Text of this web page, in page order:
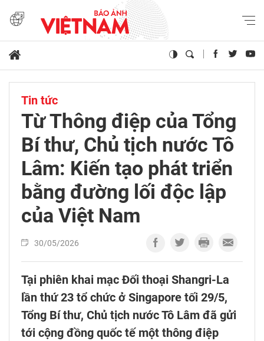
Tin tức
Từ Thông điệp của Tổng
Bí thư, Chủ tịch nước Tô
Lâm: Kiến tạo phát triển
bằng đường lối độc lập
của Việt Nam
30/05/2026
Tại phiên khai mạc Đối thoại Shangri-La
lần thứ 23 tổ chức ở Singapore tối 29/5,
Tổng Bí thư, Chủ tịch nước Tô Lâm đã gửi
tới cộng đồng quốc tế một thông điệp